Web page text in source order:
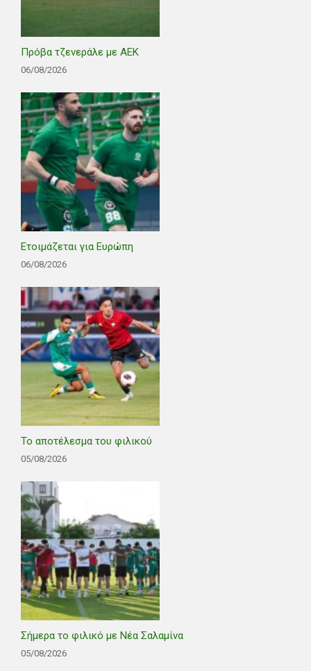
Πρόβα τζενεράλε με ΑΕΚ
06/08/2026
Ετοιμάζεται για Ευρώπη
06/08/2026
Το αποτέλεσμα του φιλικού
05/08/2026
Σήμερα το φιλικό με Νέα Σαλαμίνα
05/08/2026